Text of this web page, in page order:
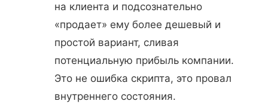
на клиента и подсознательно
«продает» ему более дешевый и
простой вариант, сливая
потенциальную прибыль компании.
Это не ошибка скрипта, это провал
внутреннего состояния.